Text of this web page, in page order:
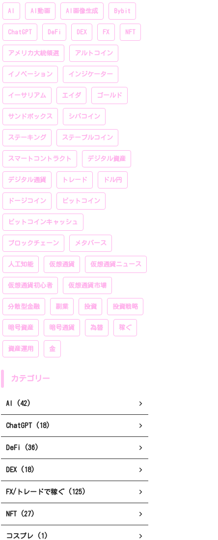
AI AI動画 AI画像生成 Bybit
ChatGPT DeFi DEX FX NFT
アメリカ大統領選 アルトコイン
イノベーション インジケーター
イーサリアム エイダ ゴールド
サンドボックス シバコイン
ステーキング ステーブルコイン
スマートコントラクト デジタル資産
デジタル通貨 トレード ドル円
ドージコイン ビットコイン
ビットコインキャッシュ
ブロックチェーン メタバース
人工知能 仮想通貨 仮想通貨ニュース
仮想通貨初心者 仮想通貨市場
分散型金融 副業 投資 投資戦略
暗号資産 暗号通貨 為替 稼ぐ
資産運用 金
カテゴリー
AI (42)
ChatGPT (18)
DeFi (36)
DEX (18)
FX/トレードで稼ぐ (125)
NFT (27)
コスプレ (1)